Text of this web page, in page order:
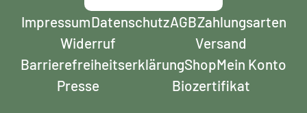
ImpressumDatenschutzAGBZahlungsarten
Widerruf
Versand
Barrierefreiheits­erklärungShopMein Konto
Presse
Biozertifikat